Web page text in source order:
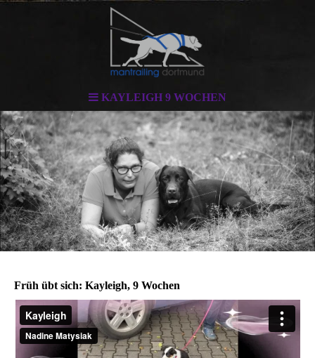
KAYLEIGH 9 WOCHEN
Früh übt sich: Kayleigh, 9 Wochen